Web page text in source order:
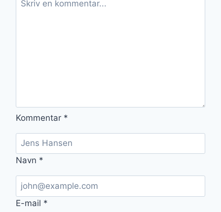
Kommentar *
Navn *
E-mail *